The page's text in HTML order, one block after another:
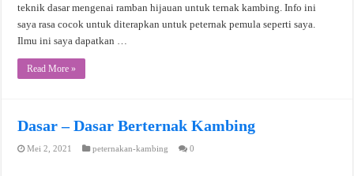
teknik dasar mengenai ramban hijauan untuk ternak kambing. Info ini
saya rasa cocok untuk diterapkan untuk peternak pemula seperti saya.
Ilmu ini saya dapatkan …
Read More »
Dasar – Dasar Berternak Kambing
Mei 2, 2021 peternakan-kambing 0